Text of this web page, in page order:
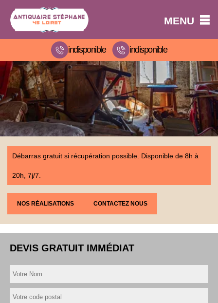
MENU
indisponible indisponible
Débarras gratuit si récupération possible. Disponible de 8h à
20h, 7j/7.
NOS RÉALISATIONS CONTACTEZ NOUS
DEVIS GRATUIT IMMÉDIAT